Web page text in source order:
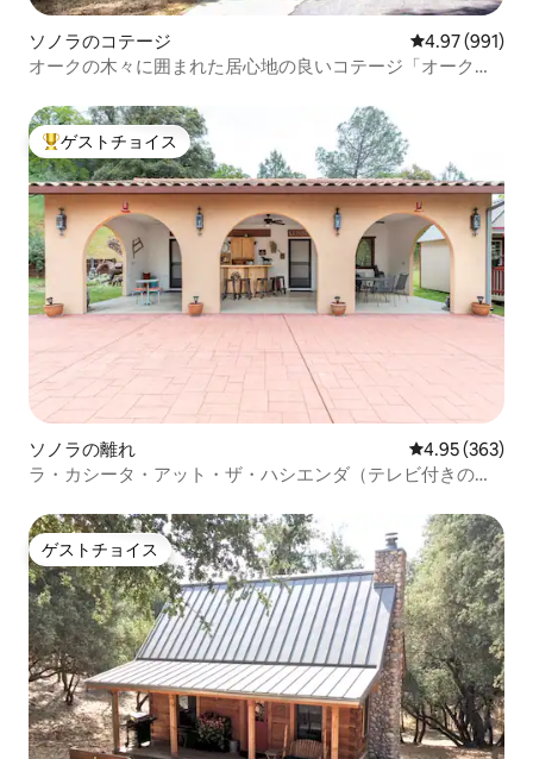
ソノラのコテージ レビュー991
4.97 (991)
オークの木々に囲まれた居心地の良いコテージ「オーク・
大好評のゲストチョイスです。
ゲストチョイス
ソノラの離れ レビュー363
4.95 (363)
ラ・カシータ・アット・ザ・ハシエンダ（テレビ付きのプ
ゲストチョイス
ゲストチョイス